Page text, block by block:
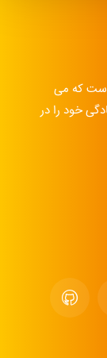
است که می
خود را در